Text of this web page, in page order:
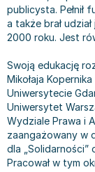
Bajki wiersze
Do
Kreatywne /
Poznawanie
Podręczniki
Edukacja
Liceum,
Szkoła
Książki:
Książki o
Książki o
Książki o
Historia -
Archeologia -
Historia Polski
Historia świata
Książki:
Wywiady,
Komiksy dla
Komiksy dla
Komiksy dla
Komiksy
Fantastyka,
Książki fantasy
Liceum i
Podręczniki do
Podręczniki do
Podręczniki do
Podręczniki
Podręczniki do
Podręczniki do
Podręczniki do
Książki o
Książki:
Albumy
Albumy
Atlasy
Atlasy - Polska
Atlasy - świat
Globusy
Julian Tuwim
Bracia Grimm
Tanya Valko
Lauren Kate
Jan Brzechwa
E. L. James
Virginia C.
Waldemar Łysiak
publicysta. Pełnił
a także brał
2000 roku. Jest
Swoją edukację
Mikołaja
Uniwersytecie
Uniwersytet
Wydziale Prawa i
zaangażowany w
dla „Solidarności”
Pracował w tym